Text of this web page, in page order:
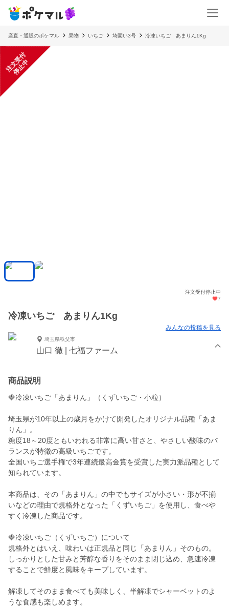
産直・通販のポケマル 果物 いちご 埼園い3号 冷凍いちご あまりん1Kg
注
文
受
付
停
止
中
注文受付停止中
7
冷凍いちご あまりん1Kg
みんなの投稿を見る
埼玉県秩父市
山口 徹 | 七福ファーム
商品説明
🍓冷凍いちご「あまりん」（くずいちご・小粒）
埼玉県が10年以上の歳月をかけて開発したオリジナル品種「あま
りん」。
糖度18～20度ともいわれる非常に高い甘さと、やさしい酸味のバ
ランスが特徴の高級いちごです。
全国いちご選手権で3年連続最高金賞を受賞した実力派品種として
知られています。
本商品は、その「あまりん」の中でもサイズが小さい・形が不揃
いなどの理由で規格外となった「くずいちご」を使用し、食べや
すく冷凍した商品です。
🍓冷凍いちご（くずいちご）について
規格外とはいえ、味わいは正規品と同じ「あまりん」そのもの。
しっかりとした甘みと芳醇な香りをそのまま閉じ込め、急速冷凍
することで鮮度と風味をキープしています。
解凍してそのまま食べても美味しく、半解凍でシャーベットのよ
うな食感も楽しめます。